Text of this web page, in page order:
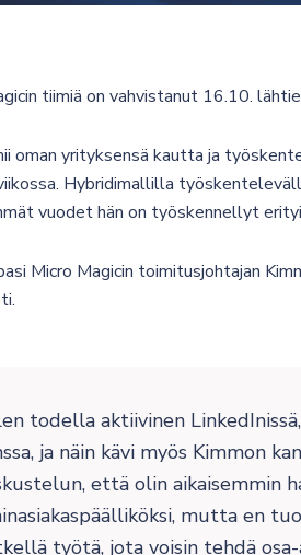
tiimiä on vahvistanut 16.10.
oman yrityksensä kautta ja
Hybridimallilla
vuodet hän on työskennellyt
Micro Magicin toimitusjohtajan
todella aktiivinen
ja näin kävi myös Kimmon
että olin aikaisemmin
mutta en
työtä, jota voisin tehdä